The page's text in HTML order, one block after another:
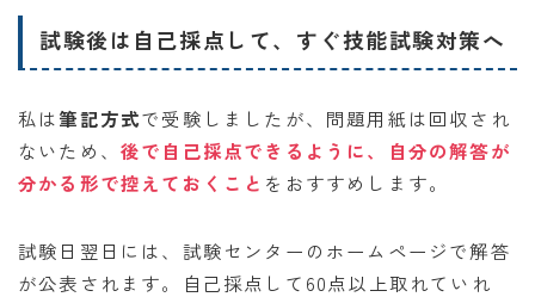
試験後は自己採点して、すぐ技能試験対策へ
私は筆記方式で受験しましたが、問題用紙は回収され
ないため、 後で自己採点できるように、
自分の解答が
分かる形で控えておくこと をおすすめします。
試験日翌日には、試験センターのホームページで解答
が公表されます。自己採点して60点以上取れていれ